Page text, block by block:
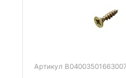
Артикул